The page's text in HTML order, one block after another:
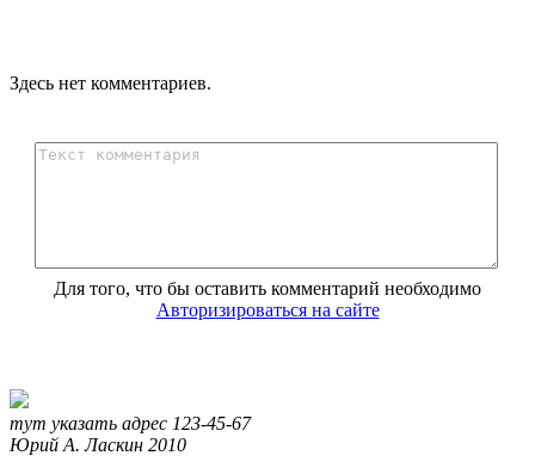
Здесь нет комментариев.
Для того, что бы оставить комментарий необходимо
Авторизироваться на сайте
тут указать адрес 123-45-67
Юрий А. Ласкин 2010